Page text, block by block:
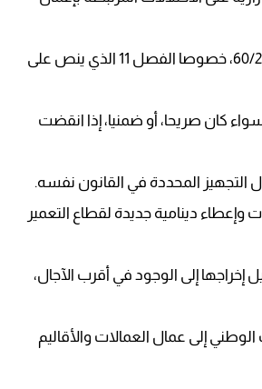
الواردة في القانون 60/25، خصوصا الفصل 11 الذي ينص على
سواء كان صريحا، أو ضمنيا، إذا انقضت
التجهيز المحددة في القانون نفسه.
وإعطاء دينامية جديدة لقطاع التعمير
إخراجها إلى الوجود في أقرب الآجال،
الوطني إلى عمال العمالات والأقاليم